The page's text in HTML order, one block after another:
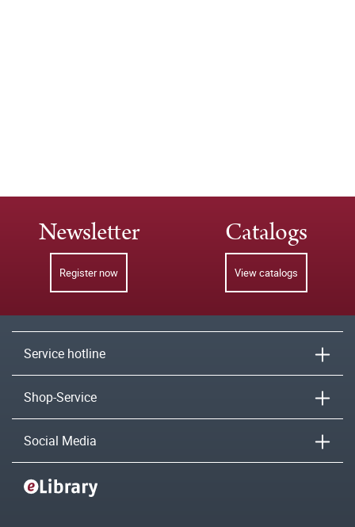
Newsletter
Register now
Catalogs
View catalogs
Service hotline
Shop-Service
Social Media